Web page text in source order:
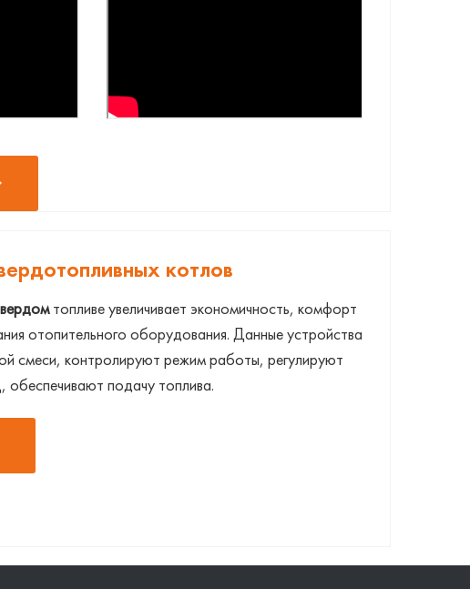
котлов
топливе увеличивает экономичность, комфорт
отопительного оборудования. Данные устройства
смеси, контролируют режим работы, регулируют
подачу топлива.